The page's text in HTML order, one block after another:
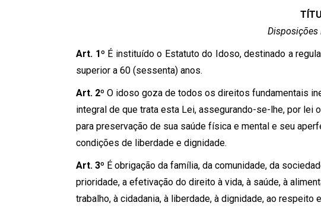
Disposições
Art. 1º É instituído o Estatuto do Idoso, destinado a
superior a 60 (sessenta) anos.
Art. 2º O idoso goza de todos os direitos fundamentais
integral de que trata esta Lei, assegurando-se-lhe, por
para preservação de sua saúde física e mental e seu
condições de liberdade e dignidade.
Art. 3º É obrigação da família, da comunidade, da
prioridade, a efetivação do direito à vida, à saúde, à
trabalho, à cidadania, à liberdade, à dignidade, ao respeito